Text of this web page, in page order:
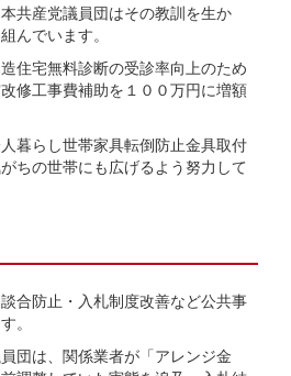
共産党議員団はその教訓を生か
んでいます。
住宅無料診断の受診率向上のため
修工事費補助を１００万円に増額
暮らし世帯家具転倒防止金具取付
ちの世帯にも広げるよう努力して
合防止・入札制度改善など公共事
。
団は、関係業者が「アレンジ金